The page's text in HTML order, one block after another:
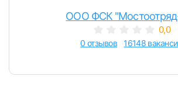
ООО ФСК
0,0
0 отзывов 16148